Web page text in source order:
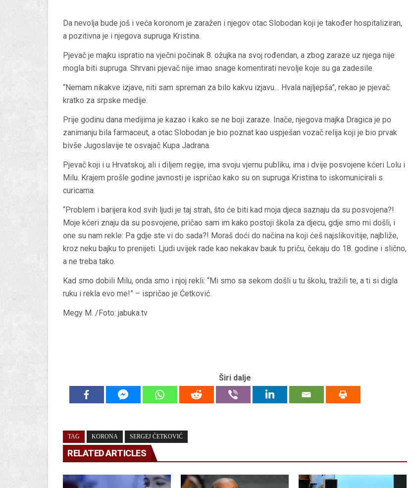
Da nevolja bude još i veća koronom je zaražen i njegov otac Slobodan koji je također hospitaliziran,
a pozitivna je i njegova supruga Kristina.
Pjevač je majku ispratio na vječni počinak 8. ožujka na svoj rođendan, a zbog zaraze uz njega nije
mogla biti supruga. Shrvani pjevač nije imao snage komentirati nevolje koje su ga zadesile.
“Nemam nikakve izjave, niti sam spreman za bilo kakvu izjavu… Hvala najljepša”, rekao je pjevač
kratko za srpske medije.
Prije godinu dana medijima je kazao i kako se ne boji zaraze. Inače, njegova majka Dragica je po
zanimanju bila farmaceut, a otac Slobodan je bio poznat kao uspješan vozač relija koji je bio prvak
bivše Jugoslavije te osvajač Kupa Jadrana.
Pjevač koji i u Hrvatskoj, ali i diljem regije, ima svoju vjernu publiku, ima i dvije posvojene kćeri Lolu i
Milu. Krajem prošle godine javnosti je ispričao kako su on supruga Kristina to iskomunicirali s
curicama.
“Problem i barijera kod svih ljudi je taj strah, što će biti kad moja djeca saznaju da su posvojena?!
Moje kćeri znaju da su posvojene, pričao sam im kako postoji škola za djecu, gdje smo mi došli, i
one su nam rekle: Pa gdje ste vi do sada?! Moraš doći do načina na koji ćeš najslikovitije, najbliže,
kroz neku bajku to prenijeti. Ljudi uvijek rade kao nekakav bauk tu priču, čekaju do 18. godine i slično,
a ne treba tako.
Kad smo dobili Milu, onda smo i njoj rekli: “Mi smo sa sekom došli u tu školu, tražili te, a ti si digla
ruku i rekla evo me!” – ispričao je Ćetković.
Megy M. /Foto: jabuka.tv
Širi dalje
TAG KORONA SERGEJ ĆETKOVIĆ
RELATED ARTICLES